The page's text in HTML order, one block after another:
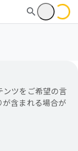
ツをご希望の言
が含まれる場合が